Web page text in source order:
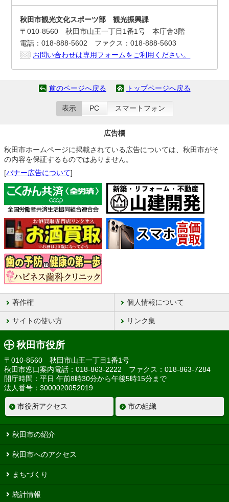
秋田市観光文化スポーツ部 観光振興課
〒010-8560 秋田市山王一丁目1番1号 本庁舎3階
電話：018-888-5602 ファクス：018-888-5603
お問い合わせは専用フォームをご利用ください。
前のページへ戻る トップページへ戻る
表示 PC スマートフォン
広告欄
秋田市ホームページに掲載されている広告については、秋田市がそ
の内容を保証するものではありません。
[バナー広告について]
著作権 個人情報について
サイトの使い方 リンク集
秋田市役所
〒010-8560 秋田市山王一丁目1番1号
秋田市窓口案内電話：018-863-2222 ファクス：018-863-7284
開庁時間：平日 午前8時30分から午後5時15分まで
法人番号：3000020052019
市役所アクセス 市の組織
秋田市の紹介
秋田市へのアクセス
まちづくり
統計情報